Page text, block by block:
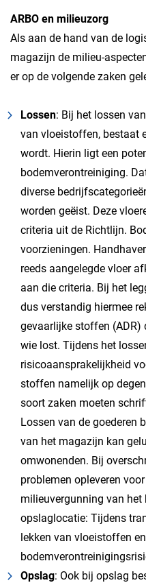
ARBO en milieuzorg
Als aan de hand van de
magazijn de milieu-
er op de volgende zaken
Lossen: Bij het lossen
van vloeistoffen, bestaat
wordt. Hierin ligt een
bodemverontreiniging.
diverse
worden geëist. Deze
criteria uit de Richtlijn.
voorzieningen.
reeds aangelegde vloer
aan die criteria. Bij het
dus verstandig hiermee
gevaarlijke stoffen (ADR)
wie lost. Tijdens het
risicoaansprakelijkheid
stoffen namelijk op
soort zaken moeten
Lossen van de goederen
van het magazijn kan
omwonenden. Bij
problemen opleveren
milieuvergunning van
opslaglocatie: Tijdens
lekken van vloeistoffen
Opslag: Ook bij opslag